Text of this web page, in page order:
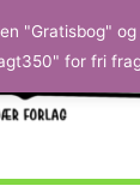
"Gratisbog"
for fri